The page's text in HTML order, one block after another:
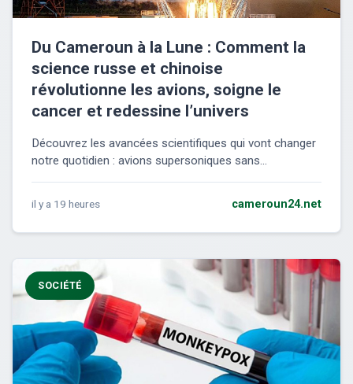
Du Cameroun à la Lune : Comment la
science russe et chinoise
révolutionne les avions, soigne le
cancer et redessine l’univers
Découvrez les avancées scientifiques qui vont changer
notre quotidien : avions supersoniques sans...
il y a 19 heures cameroun24.net
SOCIÉTÉ